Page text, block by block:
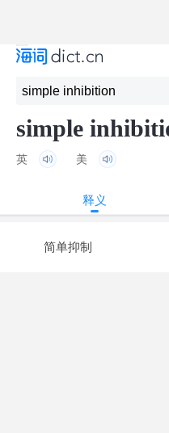
simple
英 美
释义
简单抑制